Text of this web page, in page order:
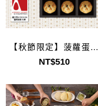
【秋節限定】菠蘿蛋黃
酥禮盒6入(企業採購)
NT$510